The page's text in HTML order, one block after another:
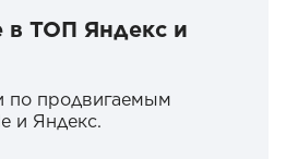
ТОП Яндекс и
по продвигаемым
и Яндекс.